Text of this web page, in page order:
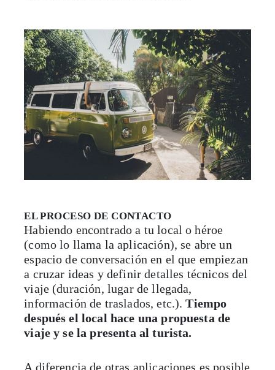
EL PROCESO DE CONTACTO
Habiendo encontrado a tu local o héroe
(como lo llama la aplicación), se abre un
espacio de conversación en el que empiezan
a cruzar ideas y definir detalles técnicos del
viaje (duración, lugar de llegada,
información de traslados, etc.). Tiempo
después el local hace una propuesta de
viaje y se la presenta al turista.
A diferencia de otras aplicaciones es posible